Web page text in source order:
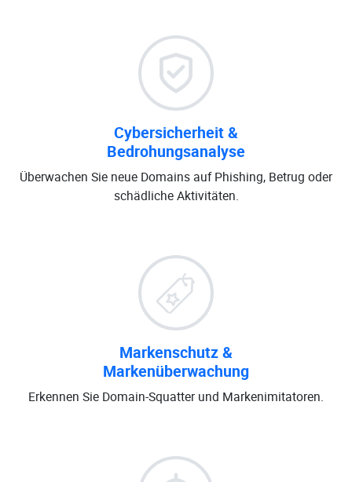
Cybersicherheit &
Bedrohungsanalyse
Überwachen Sie neue Domains auf Phishing, Betrug oder
schädliche Aktivitäten.
Markenschutz &
Markenüberwachung
Erkennen Sie Domain-Squatter und Markenimitatoren.